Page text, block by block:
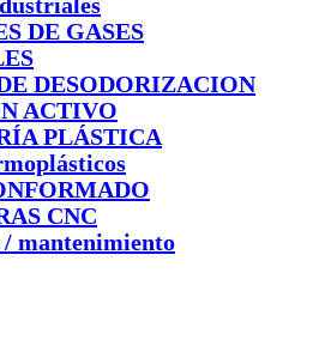
DE GASES
DESODORIZACION
ACTIVO
PLÁSTICA
CNC
mantenimiento